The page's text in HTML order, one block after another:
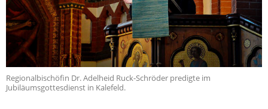
Regionalbischöfin Dr. Adelheid Ruck-Schröder predigte im
Jubiläumsgottesdienst in Kalefeld.